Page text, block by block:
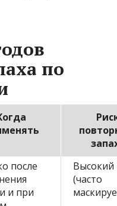
по
после
и при
Высокий
(часто